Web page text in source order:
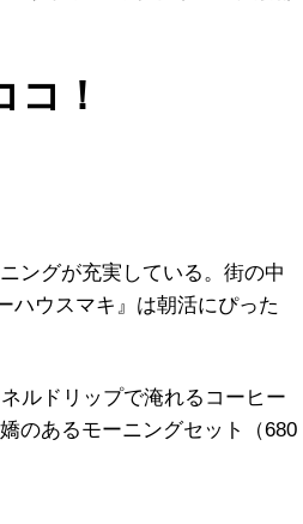
！
ングが充実している。街の中
ハウスマキ』は朝活にぴった
ルドリップで淹れるコーヒー
のあるモーニングセット（680